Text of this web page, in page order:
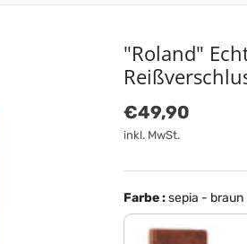
"Roland"
Normaler Preis
€49,90
inkl. MwSt.
Farbe :sepia - braun